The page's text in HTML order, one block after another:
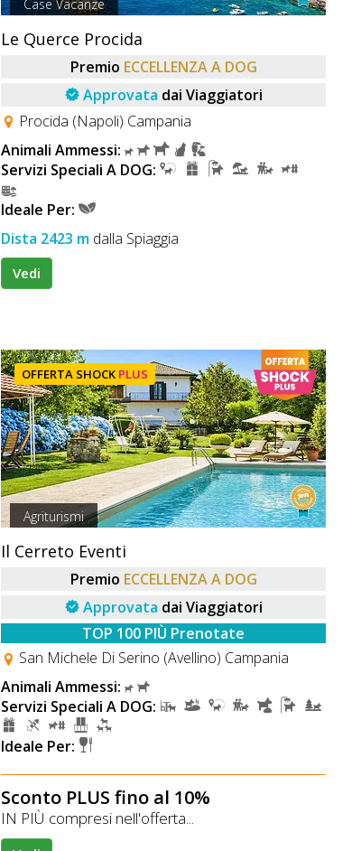
Case Vacanze
Le Querce Procida
Premio ECCELLENZA A DOG
Approvata dai Viaggiatori
Procida (Napoli) Campania
Animali Ammessi:
Servizi Speciali A DOG:
Ideale Per:
Dista 2423 m dalla Spiaggia
Vedi
OFFERTA SHOCK PLUS
Agriturismi
Il Cerreto Eventi
Premio ECCELLENZA A DOG
Approvata dai Viaggiatori
TOP 100 PIÙ Prenotate
San Michele Di Serino (Avellino) Campania
Animali Ammessi:
Servizi Speciali A DOG:
Ideale Per:
Sconto PLUS fino al 10%
IN PIÙ compresi nell'offerta...